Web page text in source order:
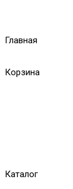
Главная
Корзина
Каталог